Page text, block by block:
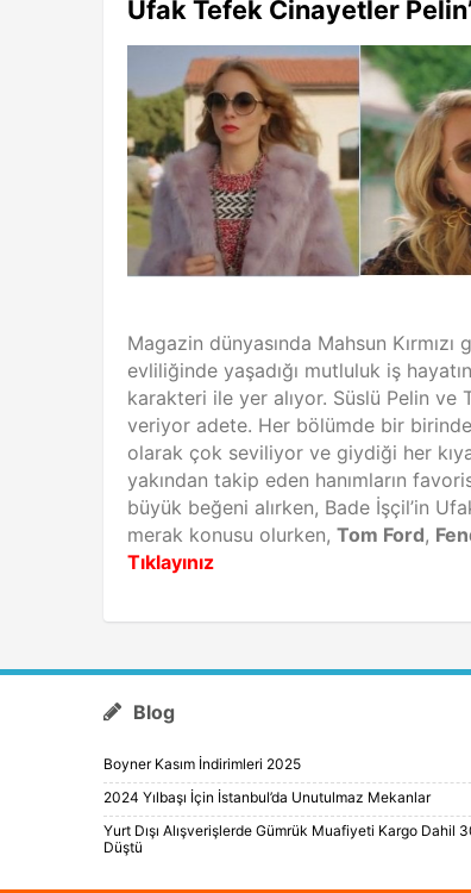
Ufak Tefek Cinayetler
Magazin dünyasında Mahsun
evliliğinde yaşadığı mutluluk iş
karakteri ile yer alıyor. Süslü Pelin ve
veriyor adete. Her bölümde bir
olarak çok seviliyor ve giydiği her
yakından takip eden hanımların
büyük beğeni alırken, Bade İşçil’in
merak konusu olurken, Tom Ford,
Tıklayınız
Blog
Boyner Kasım İndirimleri 2025
2024 Yılbaşı İçin İstanbul’da Unutulmaz Mekanlar
Yurt Dışı Alışverişlerde Gümrük Muafiyeti Kargo Dahil
Düştü